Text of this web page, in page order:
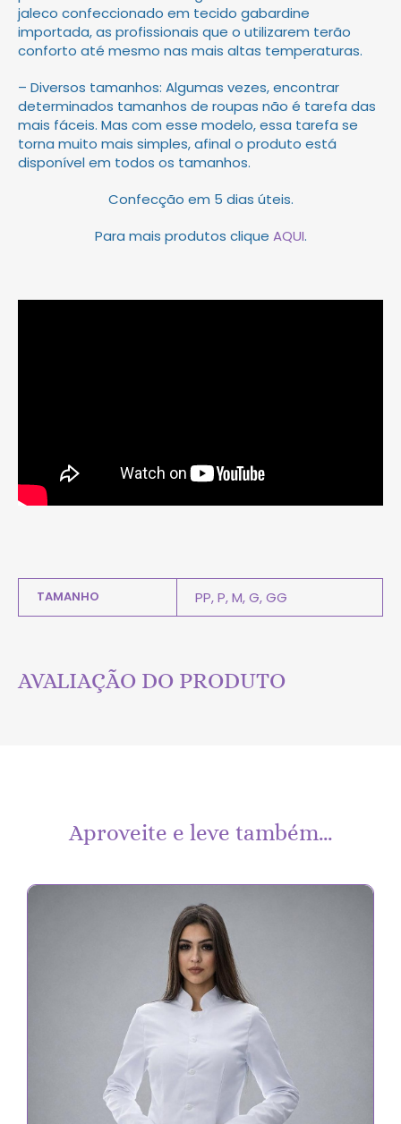
jaleco confeccionado em tecido gabardine
importada, as profissionais que o utilizarem terão
conforto até mesmo nas mais altas temperaturas.
– Diversos tamanhos: Algumas vezes, encontrar
determinados tamanhos de roupas não é tarefa das
mais fáceis. Mas com esse modelo, essa tarefa se
torna muito mais simples, afinal o produto está
disponível em todos os tamanhos.
Confecção em 5 dias úteis.
Para mais produtos clique AQUI.
TAMANHO PP, P, M, G, GG
AVALIAÇÃO DO PRODUTO
Aproveite e leve também…